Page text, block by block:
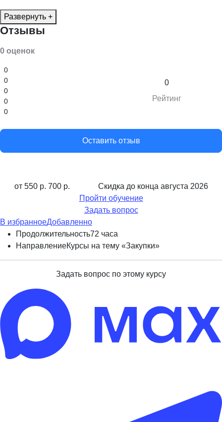
Развернуть +
Отзывы
0 оценок
0
0
0
0
0
0
Рейтинг
Оставить отзыв
от 550 р. 700 р. Скидка до конца августа 2026
Пройти обучение
Задать вопрос
В избранноеДобавленно
Продолжительность72 часа
НаправлениеКурсы на тему «Закупки»
Задать вопрос по этому курсу